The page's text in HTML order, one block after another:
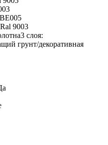
BE005
Ral 9003
3 слоя:
грунт/декоративная